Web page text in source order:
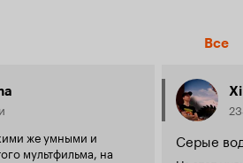
Все
же умными и
мультфильма, на
Серые